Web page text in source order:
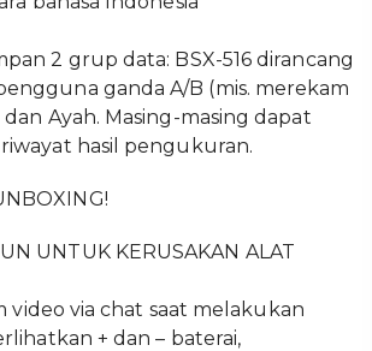
2 grup data: BSX-516 dirancang
ganda A/B (mis. merekam
Ayah. Masing-masing dapat
hasil pengukuran.
UNTUK KERUSAKAN ALAT
video via chat saat melakukan
+ dan – baterai,